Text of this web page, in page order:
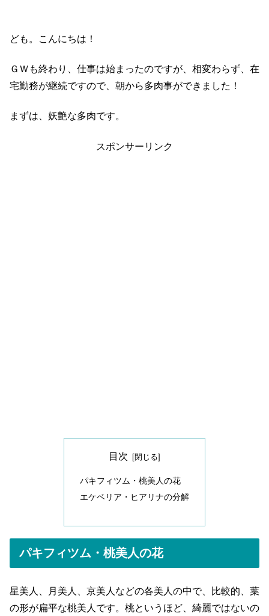
ども。こんにちは！
ＧＷも終わり、仕事は始まったのですが、相変わらず、在
宅勤務が継続ですので、朝から多肉事ができました！
まずは、妖艶な多肉です。
スポンサーリンク
目次
パキフィツム・桃美人の花
エケベリア・ヒアリナの分解
パキフィツム・桃美人の花
星美人、月美人、京美人などの各美人の中で、比較的、葉
の形が扁平な桃美人です。桃というほど、綺麗ではないの